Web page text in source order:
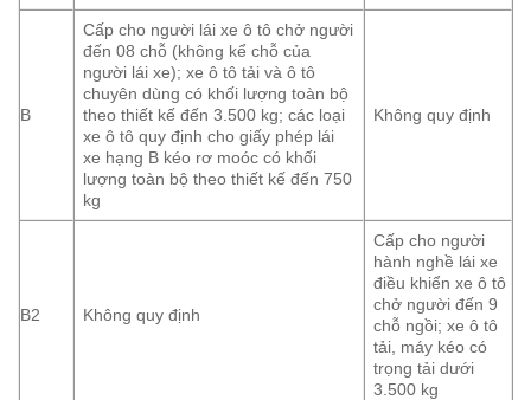
B
Cấp cho người lái xe ô tô chở người
đến 08 chỗ (không kể chỗ của
người lái xe); xe ô tô tải và ô tô
chuyên dùng có khối lượng toàn bộ
theo thiết kế đến 3.500 kg; các loại
xe ô tô quy định cho giấy phép lái
xe hạng B kéo rơ moóc có khối
lượng toàn bộ theo thiết kế đến 750
kg
Không quy định
B2 Không quy định
Cấp cho người
hành nghề lái xe
điều khiển xe ô tô
chở người đến 9
chỗ ngồi; xe ô tô
tải, máy kéo có
trọng tải dưới
3.500 kg